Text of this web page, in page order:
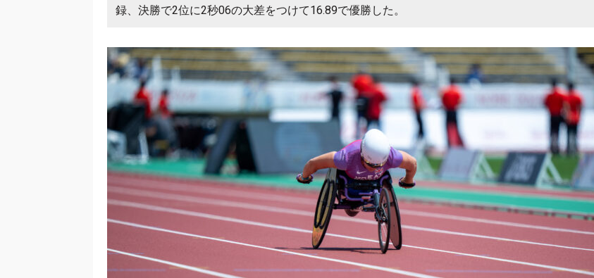
録、決勝で2位に2秒06の大差をつけて16.89で優勝した。